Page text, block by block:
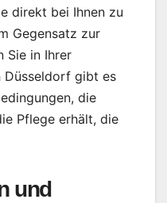
direkt bei Ihnen zu
Gegensatz zur
Sie in Ihrer
Düsseldorf gibt es
die
Pflege erhält, die
und